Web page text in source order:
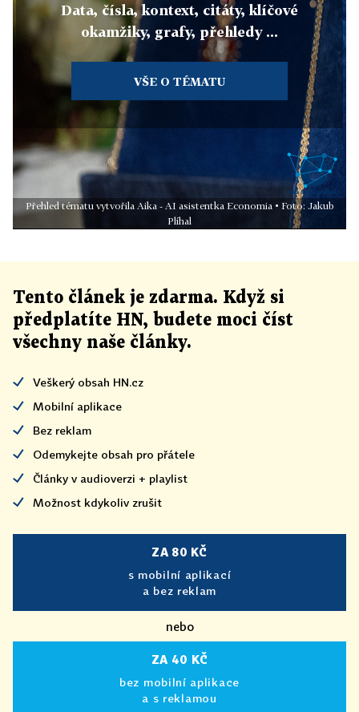
Data, čísla, kontext, citáty, klíčové
okamžiky, grafy, přehledy ...
VŠE O TÉMATU
Přehled tématu vytvořila Aika - AI asistentka Economia • Foto: Jakub
Plíhal
Tento článek je zdarma. Když si
předplatíte HN, budete moci číst
všechny naše články.
Veškerý obsah HN.cz
Mobilní aplikace
Bez reklam
Odemykejte obsah pro přátele
Články v audioverzi + playlist
Možnost kdykoliv zrušit
ZA 80 KČ
s mobilní aplikací
a bez reklam
nebo
ZA 40 KČ
bez mobilní aplikace
a s reklamou